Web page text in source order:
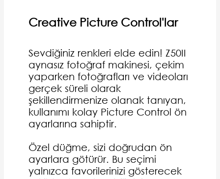
Creative Picture Control'lar
Sevdiğiniz renkleri elde edin! Z50II
aynasız fotoğraf makinesi, çekim
yaparken fotoğrafları ve videoları
gerçek süreli olarak
şekillendirmenize olanak tanıyan,
kullanımı kolay Picture Control ön
ayarlarına sahiptir.
Özel düğme, sizi doğrudan ön
ayarlara götürür. Bu seçimi
yalnızca favorilerinizi gösterecek